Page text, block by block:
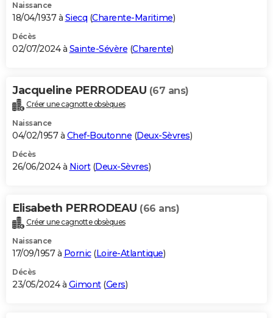
Naissance
18/04/1937 à Siecq (Charente-Maritime)
Décès
02/07/2024 à Sainte-Sévère (Charente)
Jacqueline PERRODEAU (67 ans)
Créer une cagnotte obsèques
Naissance
04/02/1957 à Chef-Boutonne (Deux-Sèvres)
Décès
26/06/2024 à Niort(Deux-Sèvres)
Elisabeth PERRODEAU (66 ans)
Créer une cagnotte obsèques
Naissance
17/09/1957 à Pornic(Loire-Atlantique)
Décès
23/05/2024 à Gimont(Gers)